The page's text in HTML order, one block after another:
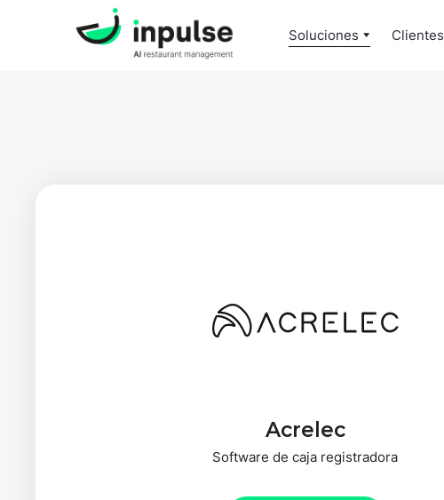
Soluciones Clientes
Acrelec
Software de caja registradora